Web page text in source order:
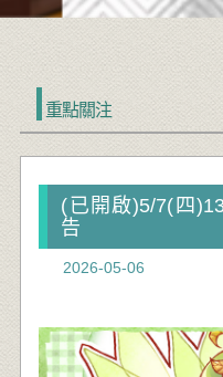
重點關注
(已開啟)5/7(四
告
2026-05-06